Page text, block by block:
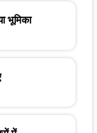
भूमिका